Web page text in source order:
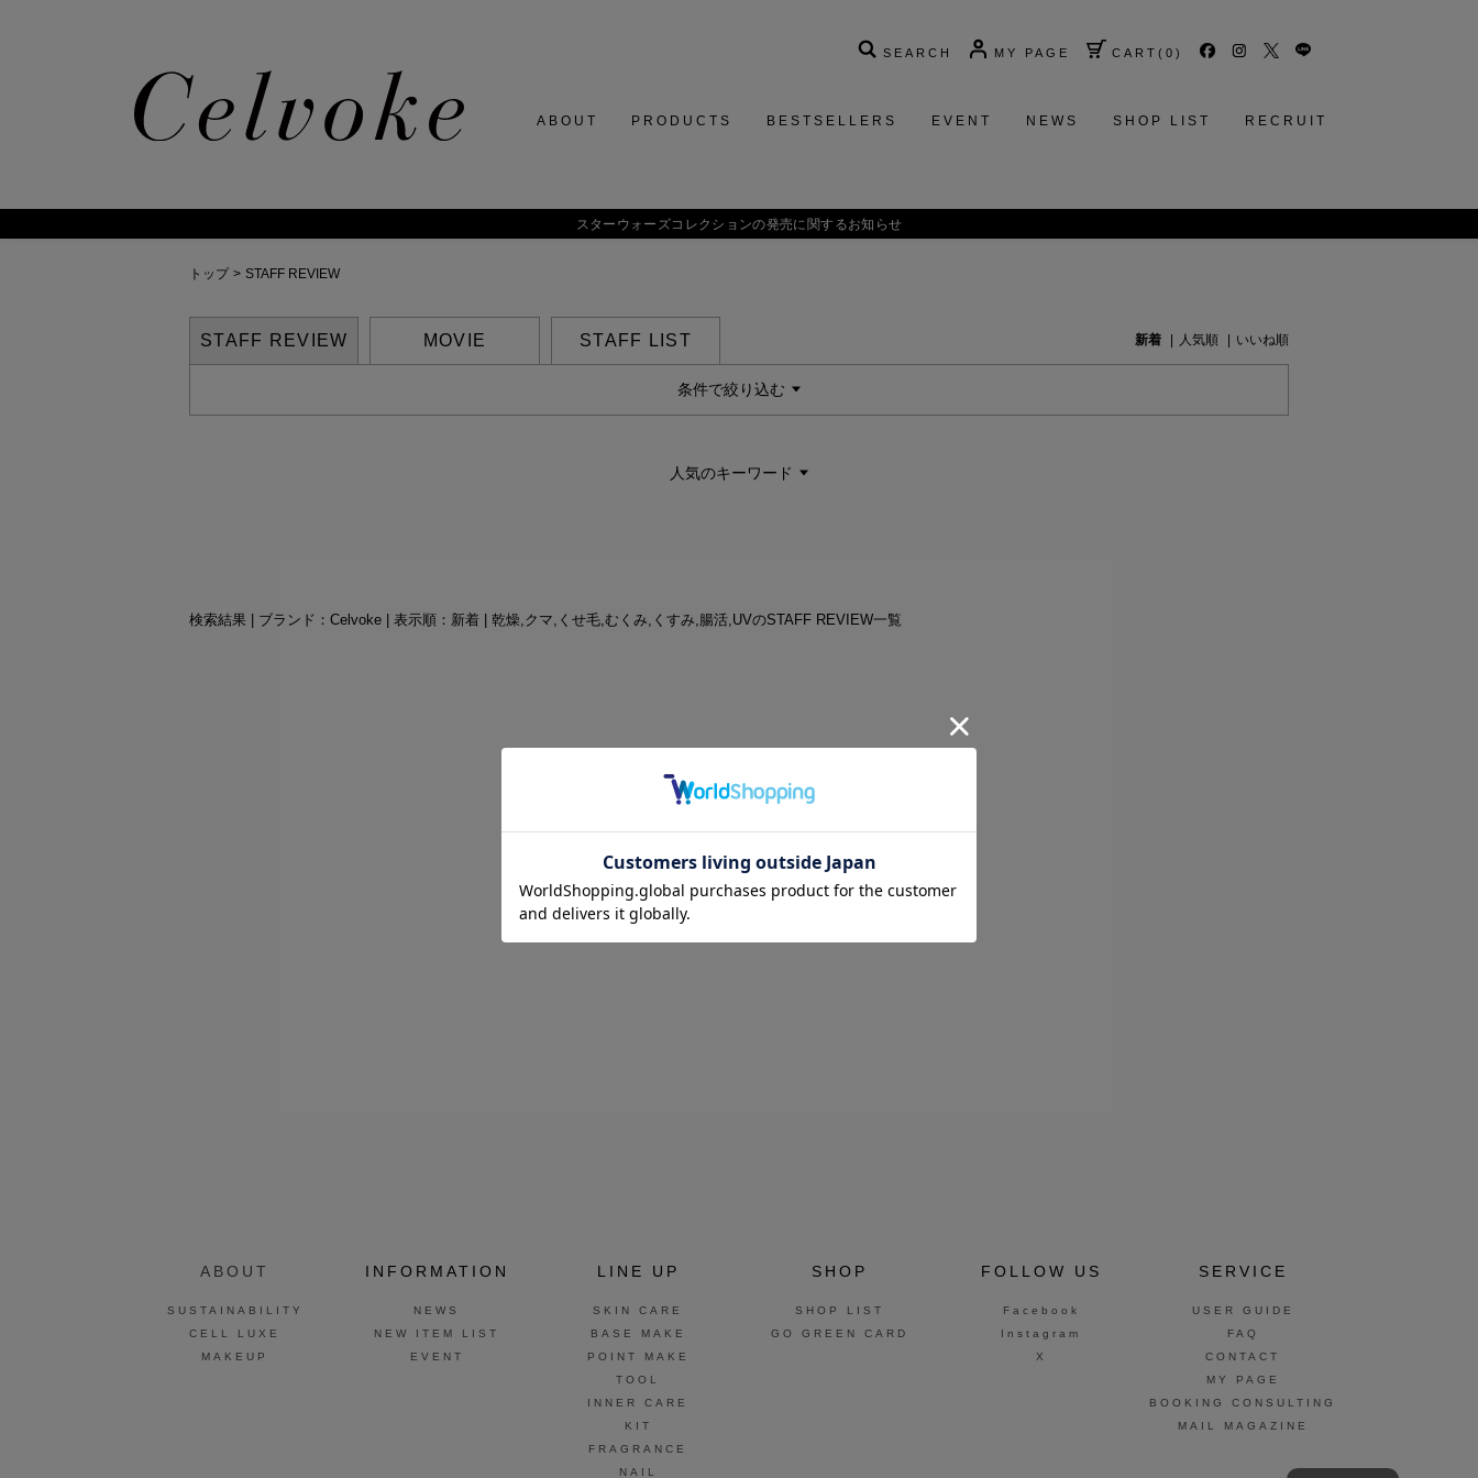
SEARCH MY PAGE CART ( 0 )
ABOUT PRODUCTS BESTSELLERS EVENT NEWS SHOP LIST RECRUIT
スターウォーズコレクションの発売に関するお知らせ
トップ > STAFF REVIEW
STAFF REVIEW MOVIE STAFF LIST 新着 人気順 いいね順
条件で絞り込む
人気のキーワード
検索結果 | ブランド：Celvoke | 表示順：新着 | 乾燥,クマ,くせ毛,むくみ,くすみ,腸活,UVのSTAFF REVIEW一覧
ABOUT
SUSTAINABILITY
CELL LUXE
MAKEUP
INFORMATION
NEWS
NEW ITEM LIST
EVENT
LINE UP
SKIN CARE
BASE MAKE
POINT MAKE
TOOL
INNER CARE
KIT
FRAGRANCE
NAIL
SHOP
SHOP LIST
GO GREEN CARD
FOLLOW US
Facebook
Instagram
X
SERVICE
USER GUIDE
FAQ
CONTACT
MY PAGE
BOOKING CONSULTING
MAIL MAGAZINE